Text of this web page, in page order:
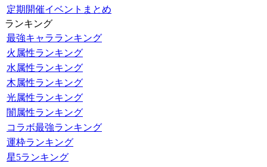
定期開催イベントまとめ
ランキング
最強キャラランキング
火属性ランキング
水属性ランキング
木属性ランキング
光属性ランキング
闇属性ランキング
コラボ最強ランキング
運枠ランキング
星5ランキング